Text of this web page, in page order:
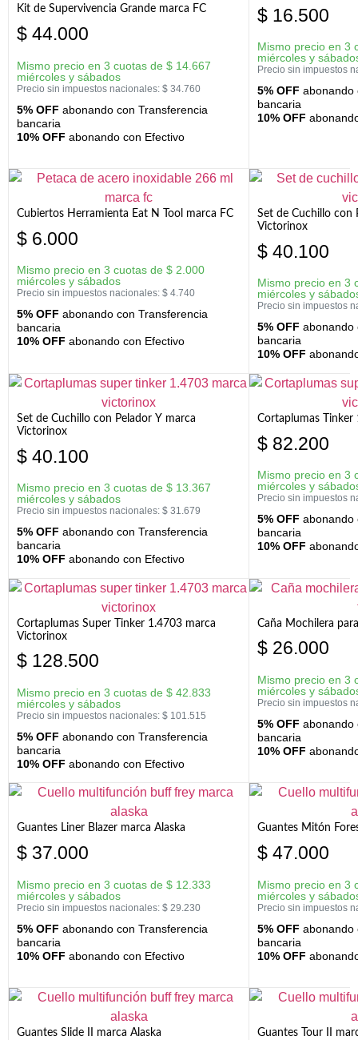
Kit de Supervivencia Grande marca FC
$ 44.000
Mismo precio en 3 cuotas de $ 14.667
miércoles y sábados
Precio sin impuestos nacionales: $ 34.760
5% OFF abonando con Transferencia
bancaria
10% OFF abonando con Efectivo
$ 16.500
Mismo precio en 3
miércoles y
Precio sin impuestos
5% OFF abonando
bancaria
10% OFF
Cubiertos Herramienta Eat N Tool marca FC
$ 6.000
Mismo precio en 3 cuotas de $ 2.000
miércoles y sábados
Precio sin impuestos nacionales: $ 4.740
5% OFF abonando con Transferencia
bancaria
10% OFF abonando con Efectivo
Set de Cuchillo con
Victorinox
$ 40.100
Mismo precio en 3
miércoles y
Precio sin impuestos
5% OFF abonando
bancaria
10% OFF
Set de Cuchillo con Pelador Y marca
Victorinox
$ 40.100
Mismo precio en 3 cuotas de $ 13.367
miércoles y sábados
Precio sin impuestos nacionales: $ 31.679
5% OFF abonando con Transferencia
bancaria
10% OFF abonando con Efectivo
Cortaplumas
$ 82.200
Mismo precio en 3
miércoles y
Precio sin impuestos
5% OFF abonando
bancaria
10% OFF
Cortaplumas Super Tinker 1.4703 marca
Victorinox
$ 128.500
Mismo precio en 3 cuotas de $ 42.833
miércoles y sábados
Precio sin impuestos nacionales: $ 101.515
5% OFF abonando con Transferencia
bancaria
10% OFF abonando con Efectivo
Caña Mochilera
$ 26.000
Mismo precio en 3
miércoles y
Precio sin impuestos
5% OFF abonando
bancaria
10% OFF
Guantes Liner Blazer marca Alaska
$ 37.000
Mismo precio en 3 cuotas de $ 12.333
miércoles y sábados
Precio sin impuestos nacionales: $ 29.230
5% OFF abonando con Transferencia
bancaria
10% OFF abonando con Efectivo
Guantes Mitón
$ 47.000
Mismo precio en 3
miércoles y
Precio sin impuestos
5% OFF abonando
bancaria
10% OFF
Guantes Slide II marca Alaska Guantes Tour II